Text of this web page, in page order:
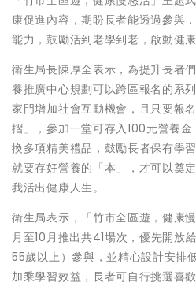
康促進內容，期盼長者能透過參與
能力，鼓勵活到老學到老，啟動健
衛生局長陳厚全表示，為提升長者
養推廣中心規劃可以跨區報名的系
家門增加社會互動機會，且只要報
摺」，參加一堂可存入100元營養
換多項精美禮品，鼓勵長者保有學
就要存好營養的「本」，才可以奠
我活出健康人生。
衛生局表示，「竹市全區遊，健康
月至10月推出共41場次，優先開放
55歲以上）參與，並精心設計安排
加乘學習效益，長者可自行挑選喜